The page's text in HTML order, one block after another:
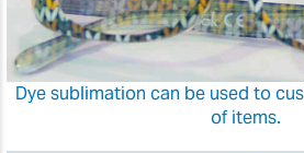
Dye sublimation can be used to
of items.